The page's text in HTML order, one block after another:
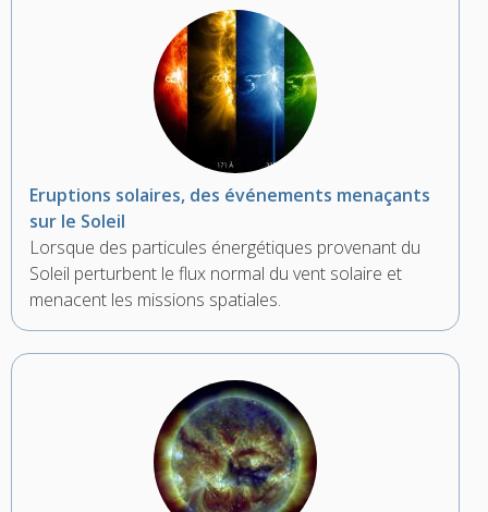
Eruptions solaires, des événements menaçants
sur le Soleil
Lorsque des particules énergétiques provenant du
Soleil perturbent le flux normal du vent solaire et
menacent les missions spatiales.